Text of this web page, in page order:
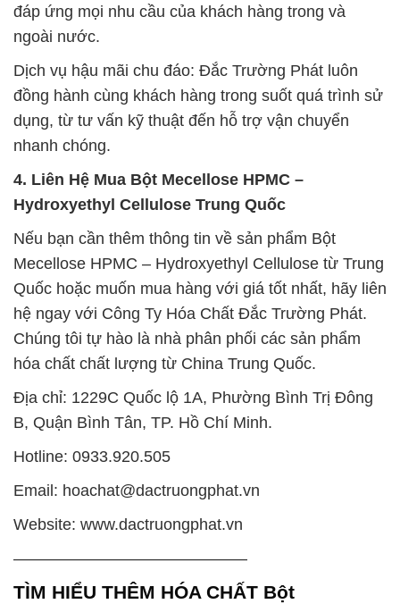
đáp ứng mọi nhu cầu của khách hàng trong và
ngoài nước.
Dịch vụ hậu mãi chu đáo: Đắc Trường Phát luôn
đồng hành cùng khách hàng trong suốt quá trình sử
dụng, từ tư vấn kỹ thuật đến hỗ trợ vận chuyển
nhanh chóng.
4. Liên Hệ Mua Bột Mecellose HPMC –
Hydroxyethyl Cellulose Trung Quốc
Nếu bạn cần thêm thông tin về sản phẩm Bột
Mecellose HPMC – Hydroxyethyl Cellulose từ Trung
Quốc hoặc muốn mua hàng với giá tốt nhất, hãy liên
hệ ngay với Công Ty Hóa Chất Đắc Trường Phát.
Chúng tôi tự hào là nhà phân phối các sản phẩm
hóa chất chất lượng từ China Trung Quốc.
Địa chỉ: 1229C Quốc lộ 1A, Phường Bình Trị Đông
B, Quận Bình Tân, TP. Hồ Chí Minh.
Hotline: 0933.920.505
Email: hoachat@dactruongphat.vn
Website: www.dactruongphat.vn
——————————————–
TÌM HIỂU THÊM HÓA CHẤT Bột